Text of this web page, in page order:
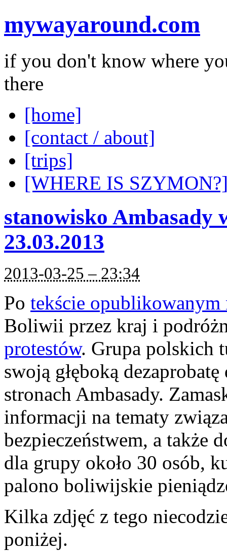
mywayaround.com
if you don't know where
there
[home]
[contact / about]
[trips]
[WHERE IS
stanowisko Ambasady
23.03.2013
2013-03-25 – 23:34
Po tekście opublikowanym
Boliwii przez kraj i
protestów. Grupa polskich
swoją głęboką
stronach Ambasady.
informacji na tematy
bezpieczeństwem, a także
dla grupy około 30 osób,
palono boliwijskie
Kilka zdjęć z tego
poniżej.